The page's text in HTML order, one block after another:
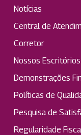
Notícias
Central de
Corretor
Nossos Escritórios
Demonstrações
Políticas de
Pesquisa de
Regularidade